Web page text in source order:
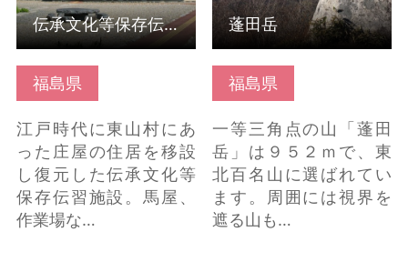
福島県
江戸時代に東山村にあ
った庄屋の住居を移設
し復元した伝承文化等
保存伝習施設。馬屋、
作業場な…
伝承文化等保存伝習施設 樹里庵
福島県
一等三角点の山「蓬田
岳」は９５２ｍで、東
北百名山に選ばれてい
ます。周囲には視界を
遮る山も…
蓬田岳